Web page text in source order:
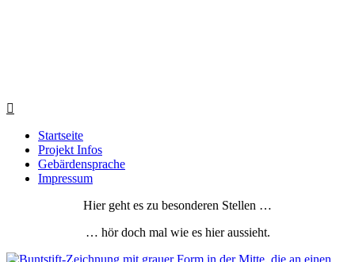
Startseite
Projekt Infos
Gebärdensprache
Impressum
Hier geht es zu besonderen Stellen …
… hör doch mal wie es hier aussieht.